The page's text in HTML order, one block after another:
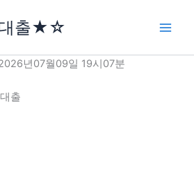
출★☆
년07월09일 19시07분
출